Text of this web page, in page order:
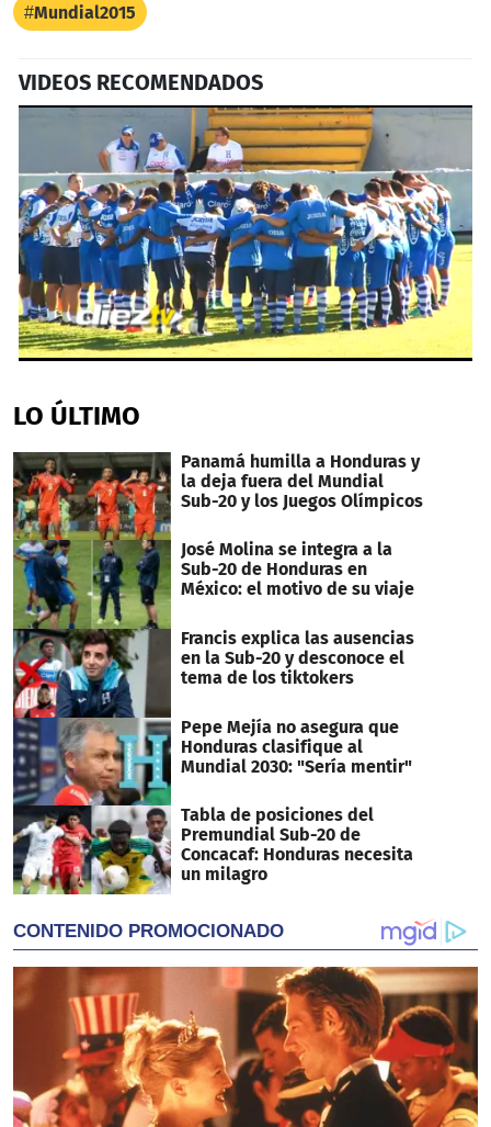
Mundial2015
VIDEOS RECOMENDADOS
of
2
9
seconds
LO ÚLTIMO
Panamá humilla a Honduras y
la deja fuera del Mundial
Sub-20 y los Juegos Olímpicos
José Molina se integra a la
Sub-20 de Honduras en
México: el motivo de su viaje
Francis explica las ausencias
en la Sub-20 y desconoce el
tema de los tiktokers
Pepe Mejía no asegura que
Honduras clasifique al
Mundial 2030: "Sería mentir"
Tabla de posiciones del
Premundial Sub-20 de
Concacaf: Honduras necesita
un milagro